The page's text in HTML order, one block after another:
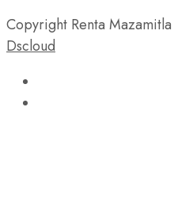
Copyright Renta
Dscloud